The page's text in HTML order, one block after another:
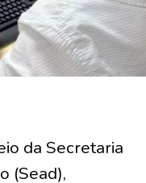
da Secretaria
(Sead),